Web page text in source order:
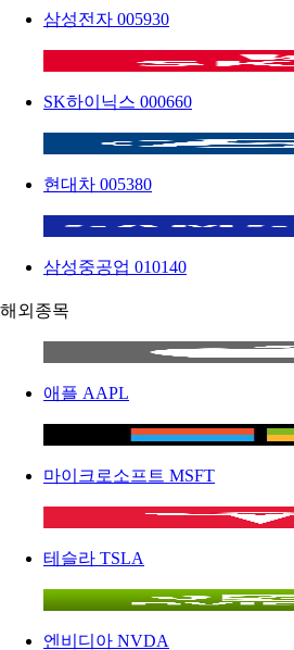
삼성전자 005930
SK하이닉스 000660
현대차 005380
삼성중공업 010140
해외종목
애플 AAPL
마이크로소프트 MSFT
테슬라 TSLA
엔비디아 NVDA